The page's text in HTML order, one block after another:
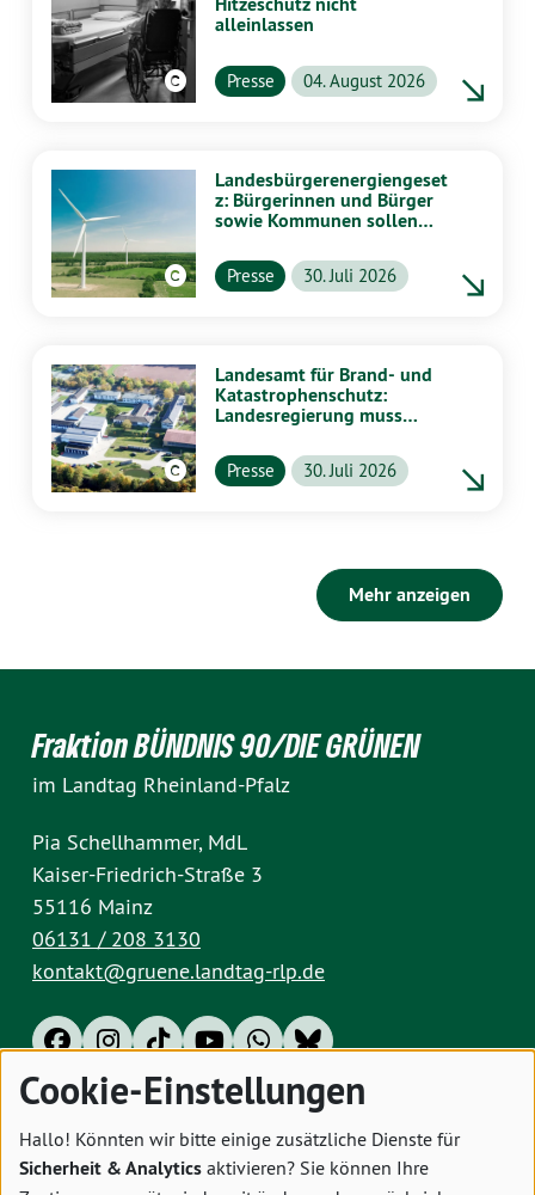
alleinlassen
Presse 04. August 2026
Landesbürgerenergiengeset
z: Bürgerinnen und Bürger
sowie Kommunen sollen
profitieren
Presse 30. Juli 2026
Landesamt für Brand- und
Katastrophenschutz:
Landesregierung muss
Presse 30. Juli 2026
Mehr anzeigen
Fraktion BÜNDNIS 90/DIE GRÜNEN
im Landtag Rheinland-Pfalz
Pia Schellhammer, MdL
Kaiser-Friedrich-Straße 3
55116 Mainz
06131 / 208 3130
kontakt@gruene.landtag-rlp.de
Impressum Datenschutz Cookies
Cookie-Einstellungen
Hallo! Könnten wir bitte einige zusätzliche Dienste für
Sicherheit & Analytics aktivieren? Sie können Ihre